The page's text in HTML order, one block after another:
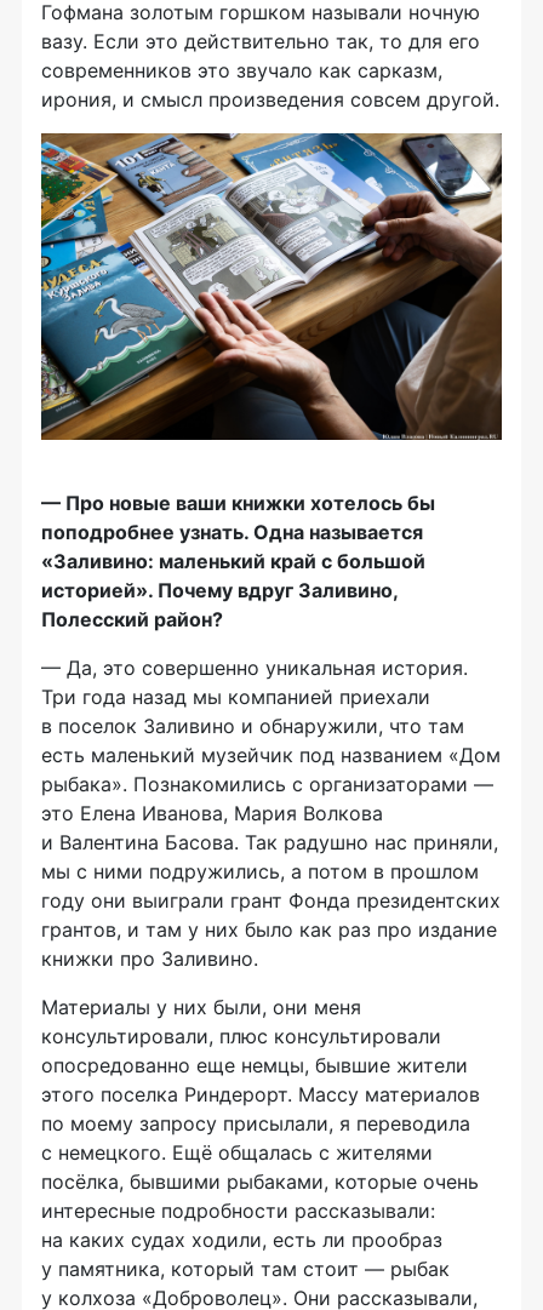
Гофмана золотым горшком называли ночную
вазу. Если это действительно так, то для его
современников это звучало как сарказм,
ирония, и смысл произведения совсем другой.
— Про новые ваши книжки хотелось бы
поподробнее узнать. Одна называется
«Заливино: маленький край с большой
историей». Почему вдруг Заливино,
Полесский район?
— Да, это совершенно уникальная история.
Три года назад мы компанией приехали
в поселок Заливино и обнаружили, что там
есть маленький музейчик под названием «Дом
рыбака». Познакомились с организаторами —
это Елена Иванова, Мария Волкова
и Валентина Басова. Так радушно нас приняли,
мы с ними подружились, а потом в прошлом
году они выиграли грант Фонда президентских
грантов, и там у них было как раз про издание
книжки про Заливино.
Материалы у них были, они меня
консультировали, плюс консультировали
опосредованно еще немцы, бывшие жители
этого поселка Риндерорт. Массу материалов
по моему запросу присылали, я переводила
с немецкого. Ещё общалась с жителями
посёлка, бывшими рыбаками, которые очень
интересные подробности рассказывали:
на каких судах ходили, есть ли прообраз
у памятника, который там стоит — рыбак
у колхоза «Доброволец». Они рассказывали,